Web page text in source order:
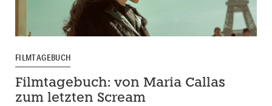
FILMTAGEBUCH
Filmtagebuch: von Maria Callas
zum letzten Scream